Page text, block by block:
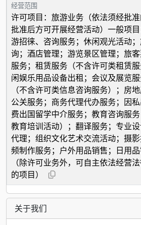
经营范围
许可项目：旅游业务（依法须经批
批准后方可开展经营活动）一般项
游招徕、咨询服务；休闲观光活动
询；酒店管理；游览景区管理；旅
服务；租赁服务（不含许可类租赁
闲娱乐用品设备出租；会议及展览
（不含许可类信息咨询服务）；房
公关服务；商务代理代办服务；因
费出国留学中介服务；教育咨询服
教育培训活动）；翻译服务；专业设
代理；组织文化艺术交流活动；摄
频制作服务；户外用品销售；日用
（除许可业务外，可自主依法经营
的项目）
关于我们